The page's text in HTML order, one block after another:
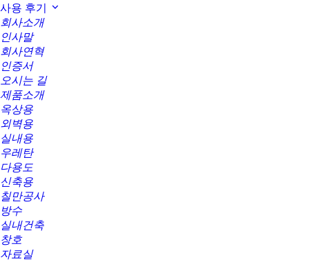
사용 후기
회사소개
인사말
회사연혁
인증서
오시는 길
제품소개
옥상용
외벽용
실내용
우레탄
다용도
신축용
칠만공사
방수
실내건축
창호
자료실